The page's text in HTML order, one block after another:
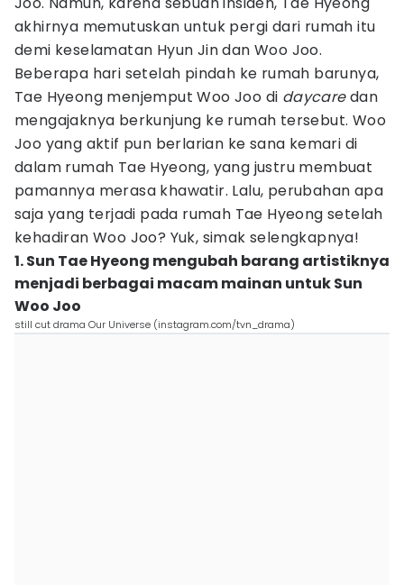
akhirnya memutuskan untuk pergi dari rumah itu
demi keselamatan Hyun Jin dan Woo Joo.
Beberapa hari setelah pindah ke rumah barunya,
Tae Hyeong menjemput Woo Joo di daycaredan
mengajaknya berkunjung ke rumah tersebut. Woo
Joo yang aktif pun berlarian ke sana kemari di
dalam rumah Tae Hyeong, yang justru membuat
pamannya merasa khawatir. Lalu, perubahan apa
saja yang terjadi pada rumah Tae Hyeong setelah
kehadiran Woo Joo? Yuk, simak selengkapnya!
1. Sun Tae Hyeong mengubah barang artistiknya
menjadi berbagai macam mainan untuk Sun
Woo Joo
still cut drama Our Universe (instagram.com/tvn_drama)